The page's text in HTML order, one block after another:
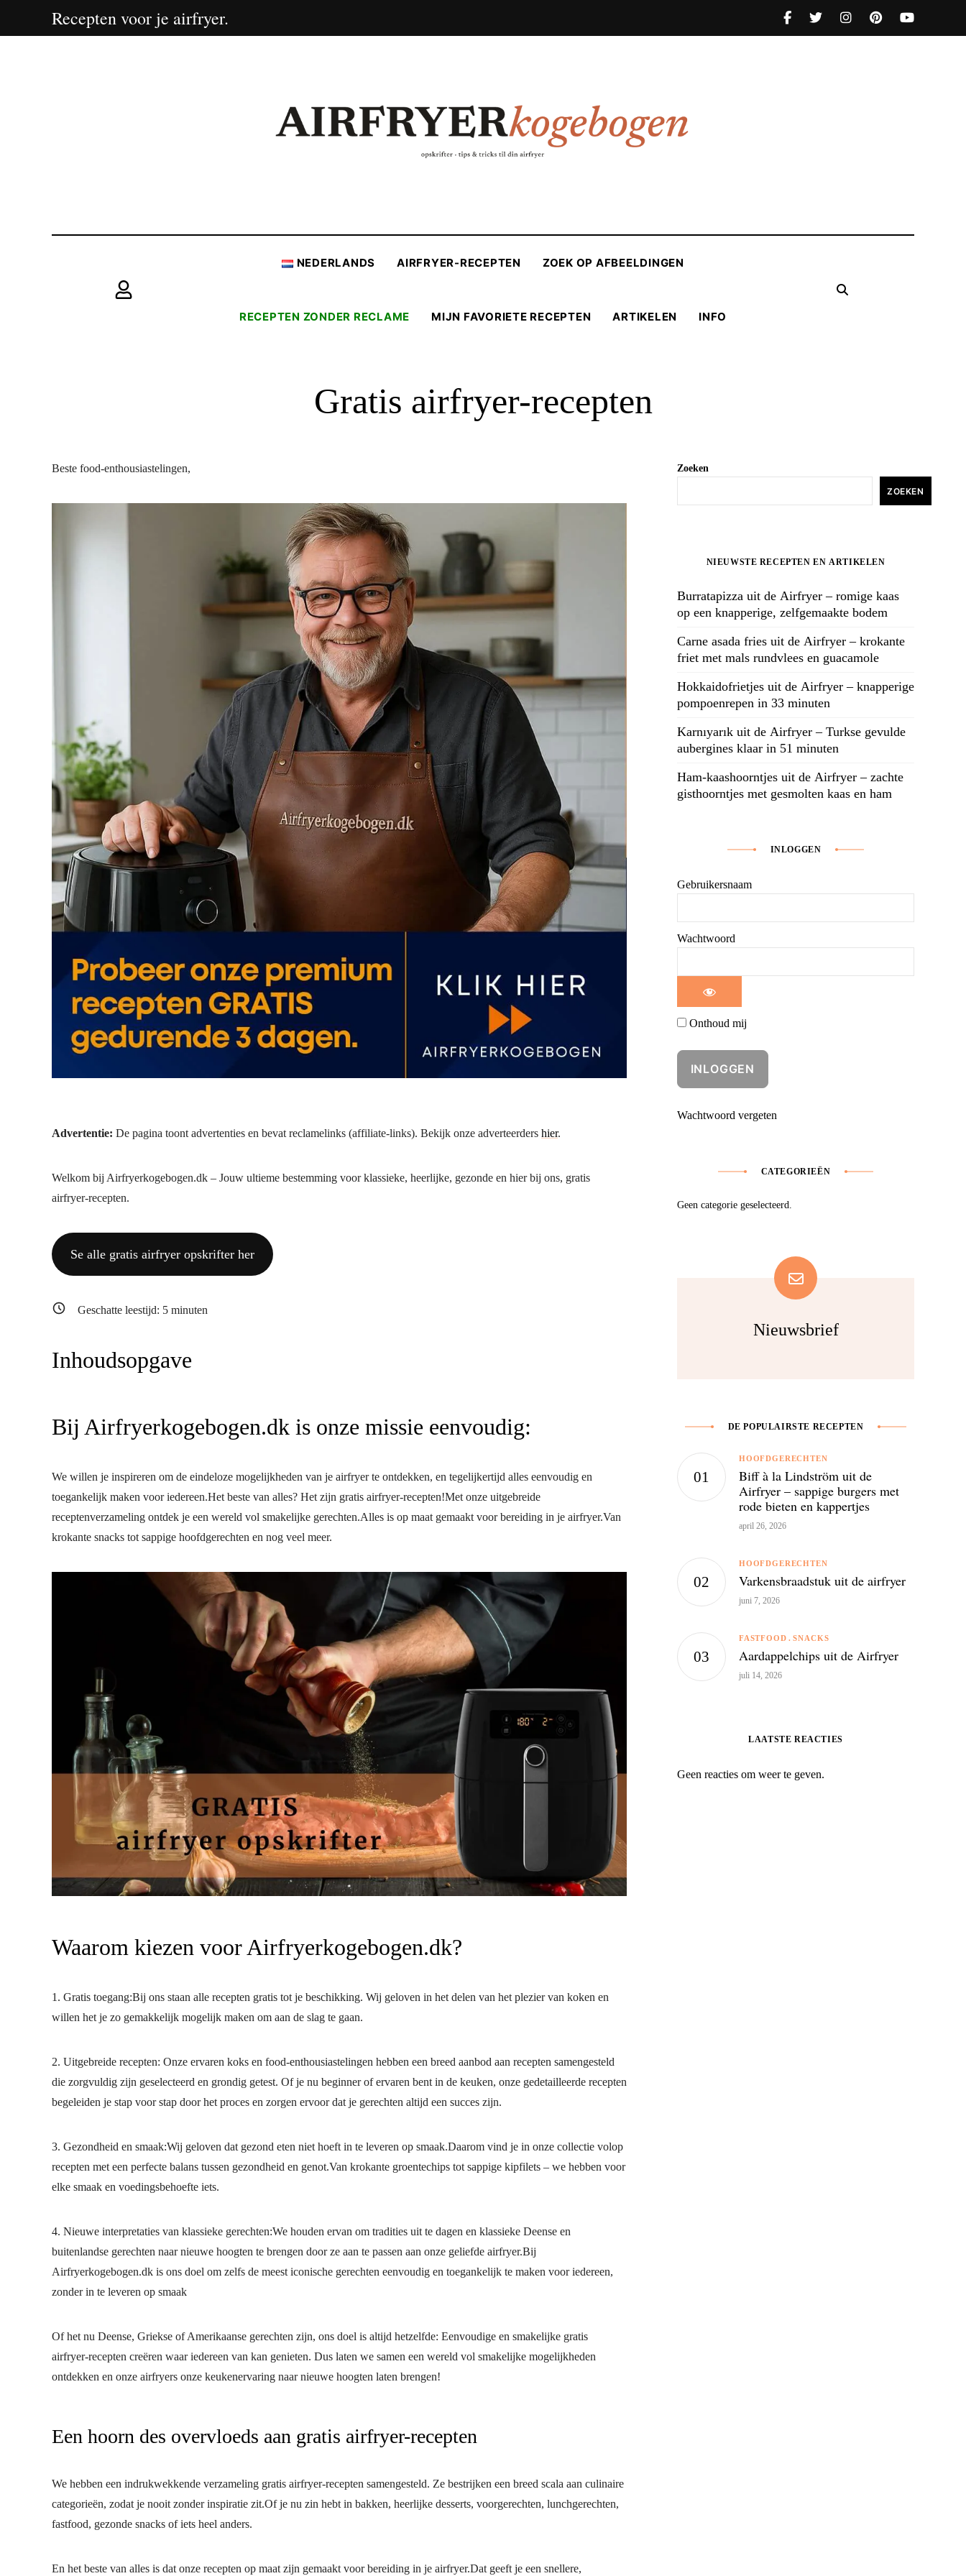
Recepten voor je airfryer.
NEDERLANDS AIRFRYER-RECEPTEN ZOEK OP AFBEELDINGEN
RECEPTEN ZONDER RECLAME MIJN FAVORIETE RECEPTEN ARTIKELEN INFO
Gratis airfryer-recepten
Beste food-enthousiastelingen,
Advertentie: De pagina toont advertenties en bevat reclamelinks (affiliate-links). Bekijk onze adverteerders hier.
Welkom bij Airfryerkogebogen.dk – Jouw ultieme bestemming voor klassieke, heerlijke, gezonde en hier bij ons, gratis
airfryer-recepten.
Se alle gratis airfryer opskrifter her
Geschatte leestijd: 5 minuten
Inhoudsopgave
Bij Airfryerkogebogen.dk is onze missie eenvoudig:
We willen je inspireren om de eindeloze mogelijkheden van je airfryer te ontdekken, en tegelijkertijd alles eenvoudig en
toegankelijk maken voor iedereen.Het beste van alles? Het zijn gratis airfryer-recepten!Met onze uitgebreide
receptenverzameling ontdek je een wereld vol smakelijke gerechten.Alles is op maat gemaakt voor bereiding in je airfryer.Van
krokante snacks tot sappige hoofdgerechten en nog veel meer.
Waarom kiezen voor Airfryerkogebogen.dk?
1. Gratis toegang:Bij ons staan alle recepten gratis tot je beschikking. Wij geloven in het delen van het plezier van koken en
willen het je zo gemakkelijk mogelijk maken om aan de slag te gaan.
2. Uitgebreide recepten: Onze ervaren koks en food-enthousiastelingen hebben een breed aanbod aan recepten samengesteld
die zorgvuldig zijn geselecteerd en grondig getest. Of je nu beginner of ervaren bent in de keuken, onze gedetailleerde recepten
begeleiden je stap voor stap door het proces en zorgen ervoor dat je gerechten altijd een succes zijn.
3. Gezondheid en smaak:Wij geloven dat gezond eten niet hoeft in te leveren op smaak.Daarom vind je in onze collectie volop
recepten met een perfecte balans tussen gezondheid en genot.Van krokante groentechips tot sappige kipfilets – we hebben voor
elke smaak en voedingsbehoefte iets.
4. Nieuwe interpretaties van klassieke gerechten:We houden ervan om tradities uit te dagen en klassieke Deense en
buitenlandse gerechten naar nieuwe hoogten te brengen door ze aan te passen aan onze geliefde airfryer.Bij
Airfryerkogebogen.dk is ons doel om zelfs de meest iconische gerechten eenvoudig en toegankelijk te maken voor iedereen,
zonder in te leveren op smaak
Of het nu Deense, Griekse of Amerikaanse gerechten zijn, ons doel is altijd hetzelfde: Eenvoudige en smakelijke gratis
airfryer-recepten creëren waar iedereen van kan genieten. Dus laten we samen een wereld vol smakelijke mogelijkheden
ontdekken en onze airfryers onze keukenervaring naar nieuwe hoogten laten brengen!
Een hoorn des overvloeds aan gratis airfryer-recepten
We hebben een indrukwekkende verzameling gratis airfryer-recepten samengesteld. Ze bestrijken een breed scala aan culinaire
categorieën, zodat je nooit zonder inspiratie zit.Of je nu zin hebt in bakken, heerlijke desserts, voorgerechten, lunchgerechten,
fastfood, gezonde snacks of iets heel anders.
En het beste van alles is dat onze recepten op maat zijn gemaakt voor bereiding in je airfryer.Dat geeft je een snellere,
Zoeken
ZOEKEN
NIEUWSTE RECEPTEN EN ARTIKELEN
Burratapizza uit de Airfryer – romige kaas
op een knapperige, zelfgemaakte bodem
Carne asada fries uit de Airfryer – krokante
friet met mals rundvlees en guacamole
Hokkaidofrietjes uit de Airfryer – knapperige
pompoenrepen in 33 minuten
Karnıyarık uit de Airfryer – Turkse gevulde
aubergines klaar in 51 minuten
Ham-kaashoorntjes uit de Airfryer – zachte
gisthoorntjes met gesmolten kaas en ham
INLOGGEN
Gebruikersnaam
Wachtwoord
Onthoud mij
Wachtwoord vergeten
CATEGORIEËN
Geen categorie geselecteerd.
Nieuwsbrief
DE POPULAIRSTE RECEPTEN
HOOFDGERECHTEN
Biff à la Lindström uit de
Airfryer – sappige burgers met
rode bieten en kappertjes
april 26, 2026
HOOFDGERECHTEN
Varkensbraadstuk uit de airfryer
juni 7, 2026
FASTFOOD SNACKS
Aardappelchips uit de Airfryer
juli 14, 2026
LAATSTE REACTIES
Geen reacties om weer te geven.